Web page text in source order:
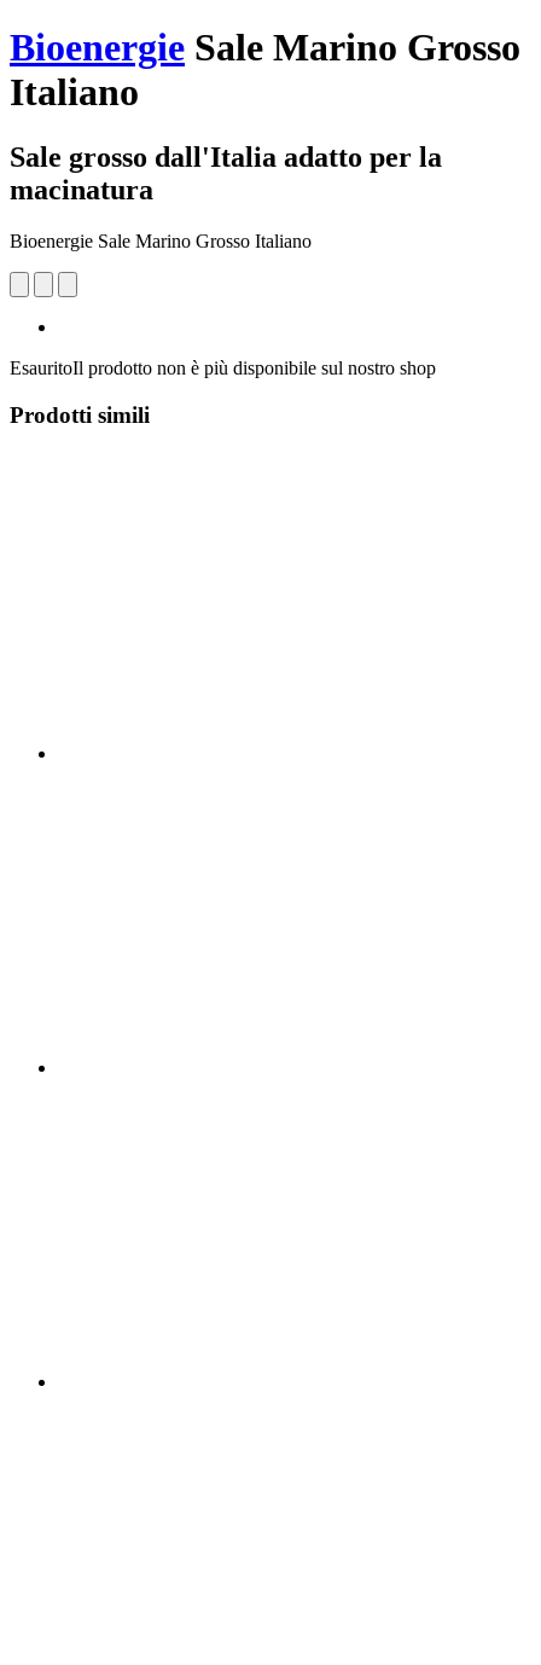
Bioenergie Sale Marino Grosso
Italiano
Sale grosso dall'Italia adatto per la
macinatura
Bioenergie Sale Marino Grosso Italiano
EsauritoIl prodotto non è più disponibile sul nostro shop
Prodotti simili